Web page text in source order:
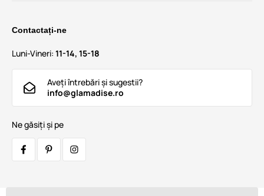
Contactați-ne
Luni-Vineri: 11-14, 15-18
Aveți întrebări și sugestii?
info@glamadise.ro
Ne găsiți și pe